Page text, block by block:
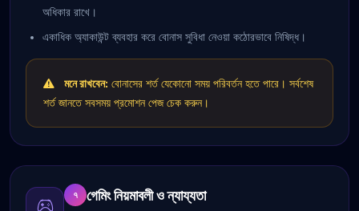
অধিকার রাখে।
একাধিক অ্যাকাউন্ট ব্যবহার করে বোনাস সুবিধা নেওয়া কঠোরভাবে নিষিদ্ধ।
মনে রাখবেন: বোনাসের শর্ত যেকোনো সময় পরিবর্তন হতে পারে। সর্বশেষ
শর্ত জানতে সবসময় প্রমোশন পেজ চেক করুন।
৭ গেমিং নিয়মাবলী ও ন্যায্যতা